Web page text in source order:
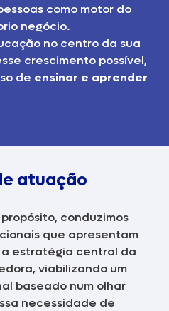
como motor do
negócio.
no centro da sua
crescimento possível,
de ensinar e aprender
atuação
conduzimos
que apresentam
estratégia central da
viabilizando um
baseado num olhar
necessidade de